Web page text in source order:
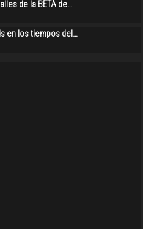
de la BETA de…
en los tiempos del…